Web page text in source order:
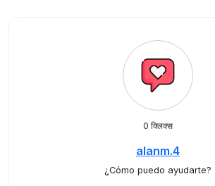
0 क्लिक्स
alanm.4
¿Cómo puedo ayudarte?